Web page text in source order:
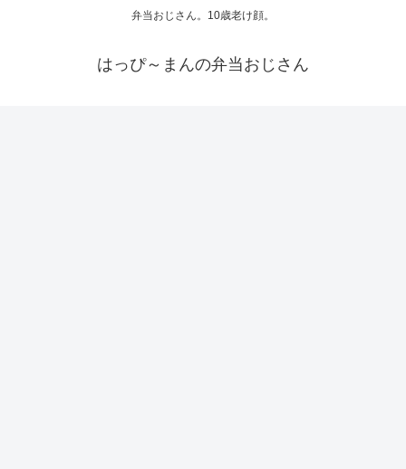
弁当おじさん。10歳老け顔。
はっぴ～まんの弁当おじさん